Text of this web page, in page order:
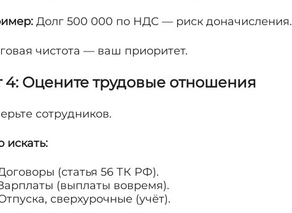
Долг 500 000 по НДС — риск доначисления.
чистота — ваш приоритет.
4: Оцените трудовые отношения
сотрудников.
искать:
(статья 56 ТК РФ).
(выплаты вовремя).
сверхурочные (учёт).